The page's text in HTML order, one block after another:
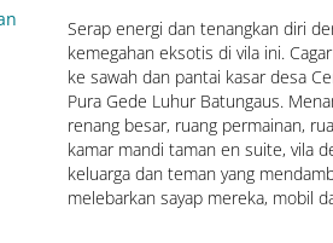
Serap energi dan tenangkan diri
kemegahan eksotis di vila ini.
ke sawah dan pantai kasar desa
Pura Gede Luhur Batungaus.
renang besar, ruang permainan,
kamar mandi taman en suite, vila
keluarga dan teman yang
melebarkan sayap mereka, mobil